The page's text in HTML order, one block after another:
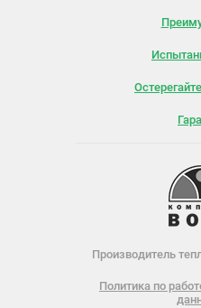
Производитель
Политика по